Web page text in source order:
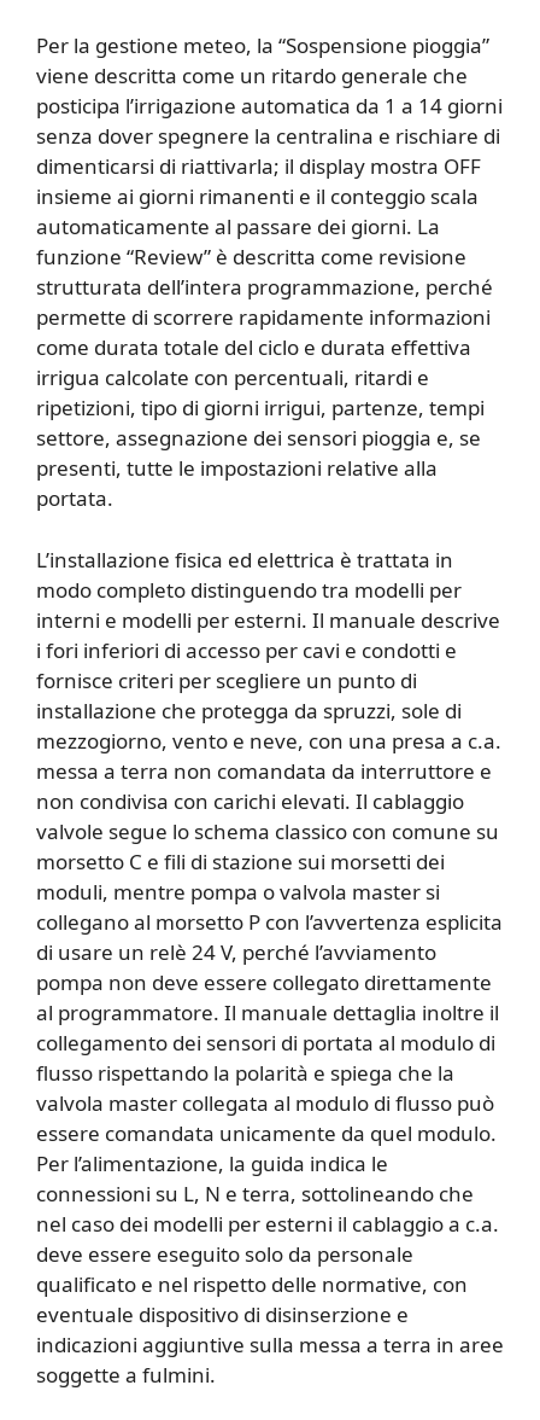
Per la gestione meteo, la “Sospensione pioggia”
viene descritta come un ritardo generale che
posticipa l’irrigazione automatica da 1 a 14 giorni
senza dover spegnere la centralina e rischiare di
dimenticarsi di riattivarla; il display mostra OFF
insieme ai giorni rimanenti e il conteggio scala
automaticamente al passare dei giorni. La
funzione “Review” è descritta come revisione
strutturata dell’intera programmazione, perché
permette di scorrere rapidamente informazioni
come durata totale del ciclo e durata effettiva
irrigua calcolate con percentuali, ritardi e
ripetizioni, tipo di giorni irrigui, partenze, tempi
settore, assegnazione dei sensori pioggia e, se
presenti, tutte le impostazioni relative alla
portata.
L’installazione fisica ed elettrica è trattata in
modo completo distinguendo tra modelli per
interni e modelli per esterni. Il manuale descrive
i fori inferiori di accesso per cavi e condotti e
fornisce criteri per scegliere un punto di
installazione che protegga da spruzzi, sole di
mezzogiorno, vento e neve, con una presa a c.a.
messa a terra non comandata da interruttore e
non condivisa con carichi elevati. Il cablaggio
valvole segue lo schema classico con comune su
morsetto C e fili di stazione sui morsetti dei
moduli, mentre pompa o valvola master si
collegano al morsetto P con l’avvertenza esplicita
di usare un relè 24 V, perché l’avviamento
pompa non deve essere collegato direttamente
al programmatore. Il manuale dettaglia inoltre il
collegamento dei sensori di portata al modulo di
flusso rispettando la polarità e spiega che la
valvola master collegata al modulo di flusso può
essere comandata unicamente da quel modulo.
Per l’alimentazione, la guida indica le
connessioni su L, N e terra, sottolineando che
nel caso dei modelli per esterni il cablaggio a c.a.
deve essere eseguito solo da personale
qualificato e nel rispetto delle normative, con
eventuale dispositivo di disinserzione e
indicazioni aggiuntive sulla messa a terra in aree
soggette a fulmini.